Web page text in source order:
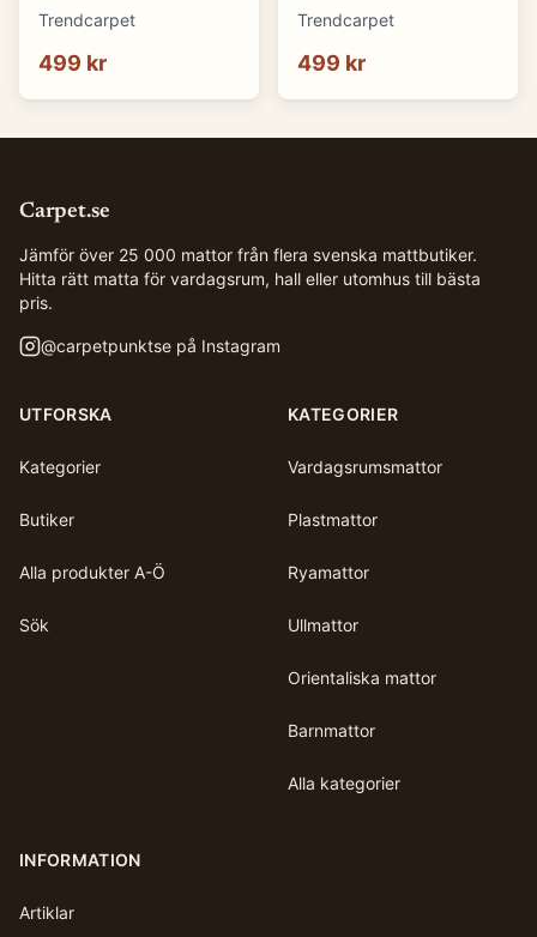
(natur) (Storlek: 80 x
Trendcarpet
499 kr
Somerville (blå)
Trendcarpet
499 kr
Carpet.se
Jämför över 25 000 mattor från flera svenska mattbutiker.
Hitta rätt matta för vardagsrum, hall eller utomhus till bästa
pris.
@carpetpunktse på Instagram
UTFORSKA
Kategorier
Butiker
Alla produkter A-Ö
Sök
KATEGORIER
Vardagsrumsmattor
Plastmattor
Ryamattor
Ullmattor
Orientaliska mattor
Barnmattor
Alla kategorier
INFORMATION
Artiklar